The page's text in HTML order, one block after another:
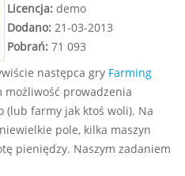
Licencja: demo
Dodano: 21-03-2013
Pobrań: 71 093
następca gry Farming
możliwość prowadzenia
(lub farmy jak ktoś woli). Na
pole, kilka maszyn
pieniędzy. Naszym zadaniem